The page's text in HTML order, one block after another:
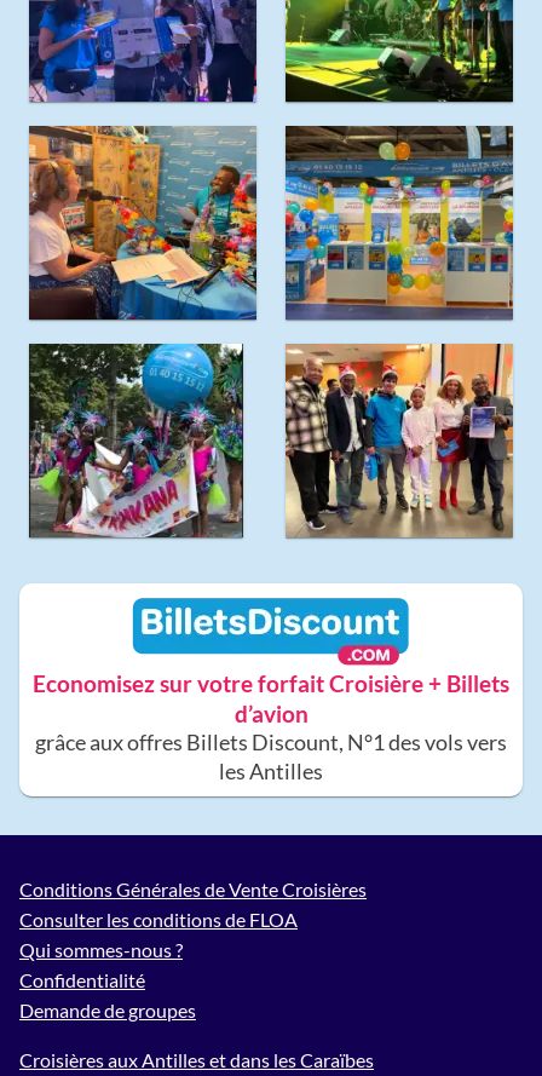
Economisez sur votre forfait Croisière + Billets
d’avion
grâce aux offres Billets Discount, N°1 des vols vers
les Antilles
Conditions Générales de Vente Croisières
Consulter les conditions de FLOA
Qui sommes-nous ?
Confidentialité
Demande de groupes
Croisières aux Antilles et dans les Caraïbes